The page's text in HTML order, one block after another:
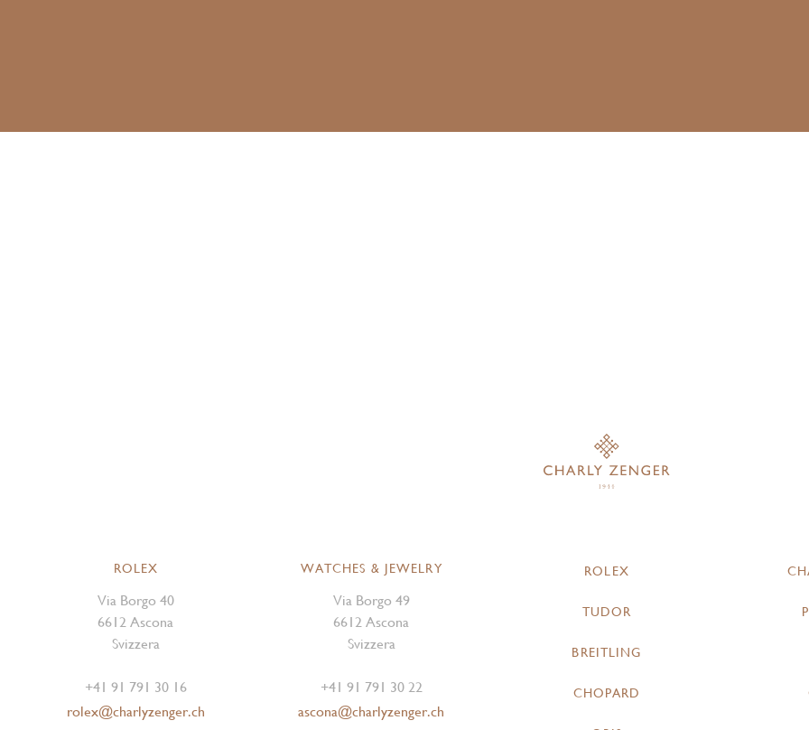
ROLEX
Via Borgo 40
6612 Ascona
Svizzera
+41 91 791 30 16
rolex@charlyzenger.ch
WATCHES & JEWELRY
Via Borgo 49
6612 Ascona
Svizzera
+41 91 791 30 22
ascona@charlyzenger.ch
ROLEX
TUDOR
BREITLING
CHOPARD